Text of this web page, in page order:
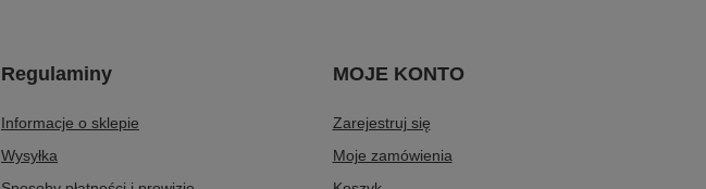
Regulaminy
Informacje o sklepie
Wysyłka
MOJE KONTO
Zarejestruj się
Moje zamówienia